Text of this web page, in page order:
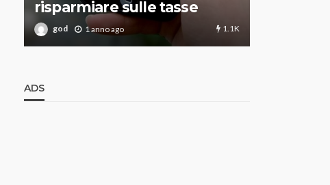
risparmiare sulle tasse
god 1 anno ago 1.1K
ADS